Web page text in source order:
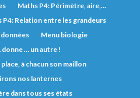
Maths P4: Périmètre, aire,...
P4: Relation entre les grandeurs
Menu biologie
donne … un autre !
à chacun son maillon
nos lanternes
dans tous ses états